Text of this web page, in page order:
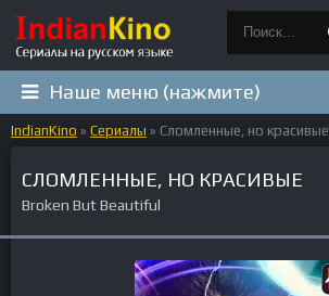
Наше меню (нажмите)
IndianKino » Сериалы » Сломленные, но красивые
СЛОМЛЕННЫЕ, НО КРАСИВЫЕ
Broken But Beautiful